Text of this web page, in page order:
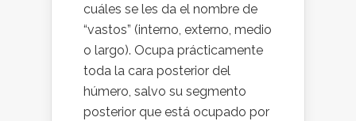
cuáles se les da el nombre de
“vastos” (interno, externo, medio
o largo). Ocupa prácticamente
toda la cara posterior del
húmero, salvo su segmento
posterior que está ocupado por